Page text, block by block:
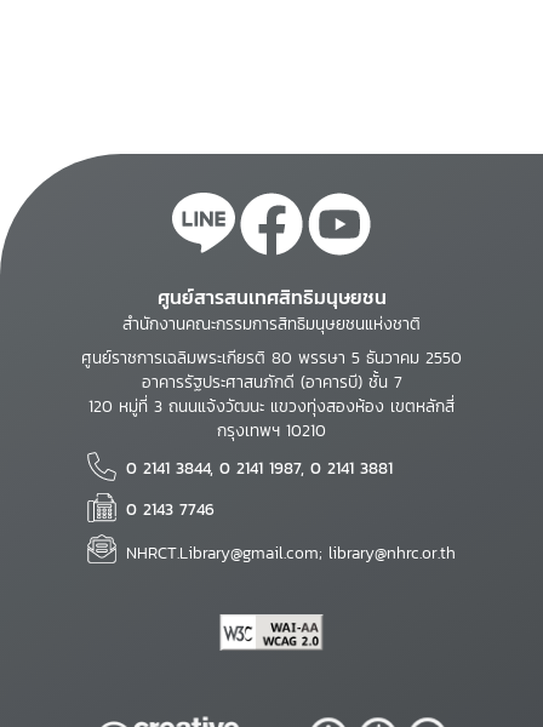
ศูนย์สารสนเทศสิทธิมนุษยชน
สำนักงานคณะกรรมการสิทธิมนุษยชนแห่งชาติ
ศูนย์ราชการเฉลิมพระเกียรติ 80 พรรษา 5 ธันวาคม 2550
อาคารรัฐประศาสนภักดี (อาคารบี) ชั้น 7
120 หมู่ที่ 3 ถนนแจ้งวัฒนะ แขวงทุ่งสองห้อง เขตหลักสี่
กรุงเทพฯ 10210
0 2141 3844, 0 2141 1987, 0 2141 3881
0 2143 7746
NHRCT.Library@gmail.com; library@nhrc.or.th